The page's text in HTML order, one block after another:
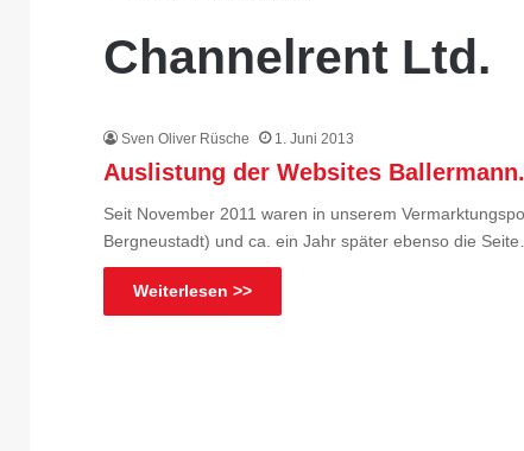
Channelrent Ltd.
Sven Oliver Rüsche 1. Juni 2013
Auslistung der Websites
Seit November 2011 waren in unserem
Bergneustadt) und ca. ein Jahr später ebenso die
Weiterlesen >>